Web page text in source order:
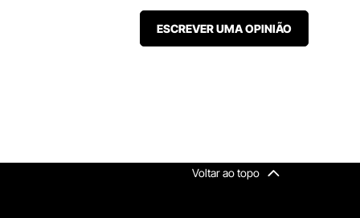
ESCREVER UMA OPINIÃO
Voltar ao topo